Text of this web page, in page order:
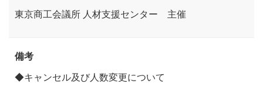
東京商工会議所 人材支援センター 主催
備考
◆キャンセル及び人数変更について